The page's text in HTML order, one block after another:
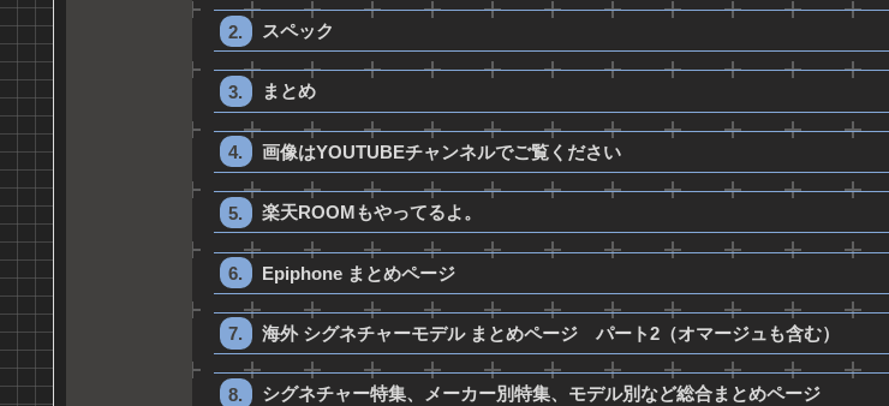
スペック
まとめ
画像はYOUTUBEチャンネルでご覧ください
楽天ROOMもやってるよ。
Epiphone まとめページ
海外 シグネチャーモデル まとめページ パート2（オマージュも含む）
シグネチャー特集、メーカー別特集、モデル別など総合まとめページ